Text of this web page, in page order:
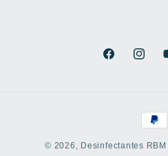
Facebook
pago
© 2026, Desinfectantes RBM